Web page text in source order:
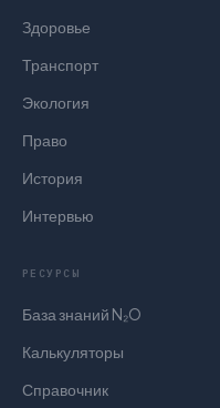
Здоровье
Транспорт
Экология
Право
История
Интервью
РЕСУРСЫ
База знаний N₂O
Калькуляторы
Справочник